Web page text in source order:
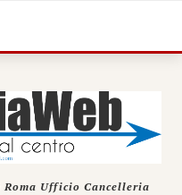
Ufficio Cancelleria